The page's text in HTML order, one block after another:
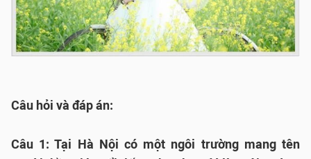
Câu hỏi và đáp án:
Câu 1: Tại Hà Nội có một ngôi trường mang tên